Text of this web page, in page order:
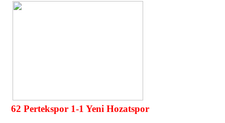
62 Pertekspor 1-1 Yeni Hozatspor